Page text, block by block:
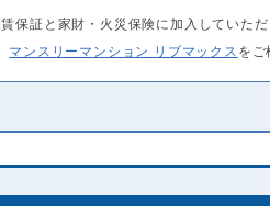
保証と家財・火災保険に加入していただ
マンスリーマンション リブマックス をご